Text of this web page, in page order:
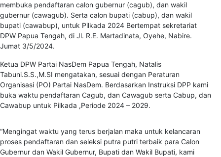
membuka pendaftaran calon gubernur (cagub), dan wakil
gubernur (cawagub). Serta calon bupati (cabup), dan wakil
bupati (cawabup), untuk Pilkada 2024 Bertempat sekretariat
DPW Papua Tengah, di Jl. R.E. Martadinata, Oyehe, Nabire.
Jumat 3/5/2024.
Ketua DPW Partai NasDem Papua Tengah, Natalis
Tabuni.S.S.,M.SI mengatakan, sesuai dengan Peraturan
Organisasi (PO) Partai NasDem. Berdasarkan Instruksi DPP kami
buka waktu pendaftaran Cagub, dan Cawagub serta Cabup, dan
Cawabup untuk Pilkada ,Periode 2024 – 2029.
“Mengingat waktu yang terus berjalan maka untuk kelancaran
proses pendaftaran dan seleksi putra putri terbaik para Calon
Gubernur dan Wakil Gubernur, Bupati dan Wakil Bupati, kami